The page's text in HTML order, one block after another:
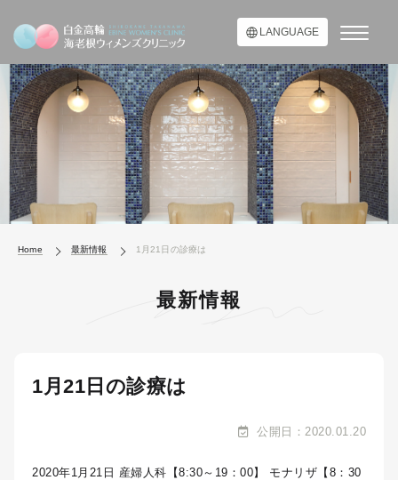
LANGUAGE
Home 最新情報 1月21日の診療は
最新情報
1月21日の診療は
公開日：2020.01.20
2020年1月21日 産婦人科【8:30～19：00】 モナリザ【8：30